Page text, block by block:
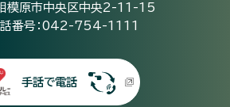
模原市中央区中央2-11-15
話番号：042-754-1111
手話で電話